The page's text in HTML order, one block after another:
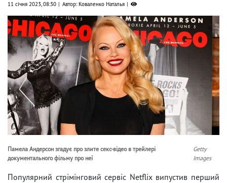
11 січня 2023, 08:30 Автор: Коваленко Наталья
Памела Андерсон згадує про злите секс-відео в трейлері
документального фільму про неї
Getty
Images
Популярний стрімінговий сервіс Netflix випустив перший